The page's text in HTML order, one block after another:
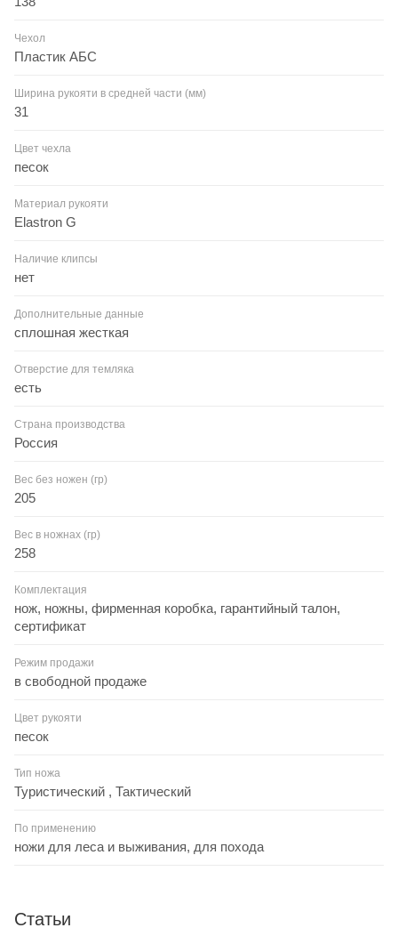
Чехол
Пластик АБС
Ширина рукояти в средней части (мм)
31
Цвет чехла
песок
Материал рукояти
Elastron G
Наличие клипсы
нет
Дополнительные данные
сплошная жесткая
Отверстие для темляка
есть
Страна производства
Россия
Вес без ножен (гр)
205
Вес в ножнах (гр)
258
Комплектация
нож, ножны, фирменная коробка, гарантийный талон,
сертификат
Режим продажи
в свободной продаже
Цвет рукояти
песок
Тип ножа
Туристический , Тактический
По применению
ножи для леса и выживания, для похода
Статьи